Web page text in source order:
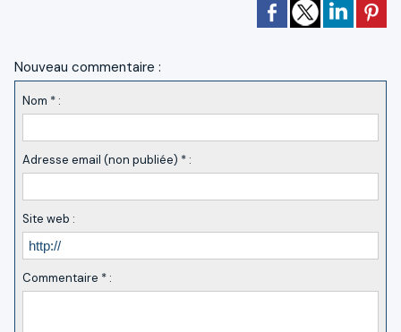
Nouveau commentaire :
Nom * :
Adresse email (non publiée) * :
Site web :
Commentaire * :